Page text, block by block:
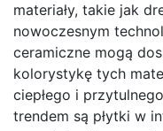
materiały, takie jak
nowoczesnym
ceramiczne mogą
kolorystykę tych
ciepłego i
trendem są płytki w